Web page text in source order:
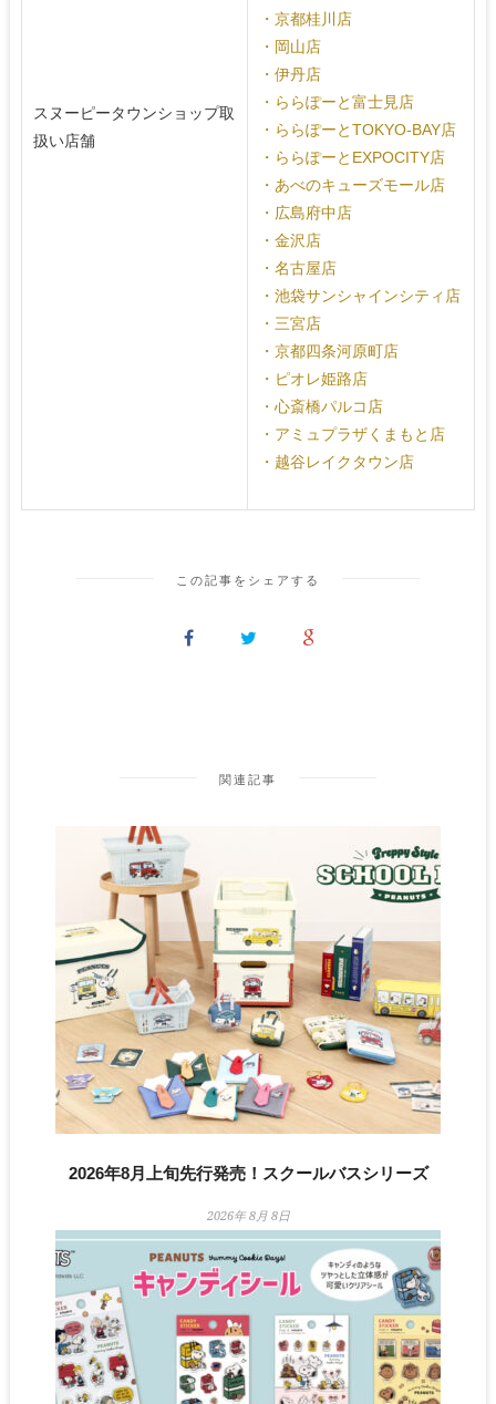
スヌーピータウンショップ取
扱い店舗
・京都桂川店
・岡山店
・伊丹店
・ららぽーと富士見店
・ららぽーとTOKYO-BAY店
・ららぽーとEXPOCITY店
・あべのキューズモール店
・広島府中店
・金沢店
・名古屋店
・池袋サンシャインシティ店
・三宮店
・京都四条河原町店
・ピオレ姫路店
・心斎橋パルコ店
・アミュプラザくまもと店
・越谷レイクタウン店
この記事をシェアする
関連記事
2026年8月上旬先行発売！スクールバスシリーズ
2026年 8月 8日